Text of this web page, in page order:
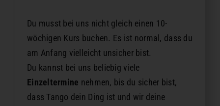
Du musst bei uns nicht gleich einen 10-
wöchigen Kurs buchen. Es ist normal, dass du
am Anfang vielleicht unsicher bist.
Du kannst bei uns beliebig viele
Einzeltermine nehmen, bis du sicher bist,
dass Tango dein Ding ist und wir deine